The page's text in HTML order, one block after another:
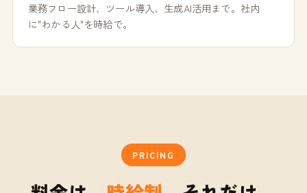
業務フロー設計、ツール導入、生成AI活用まで。社内
に"わかる人"を時給で。
PRICING